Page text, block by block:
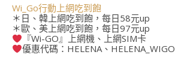
Wi_Go行動上網吃到飽
＊日、韓上網吃到飽，每日58元up
＊歐、美上網吃到飽，每日97元up
『Wi-GO』上網機、上網SIM卡
優惠代碼：HELENA、HELENA_WIGO